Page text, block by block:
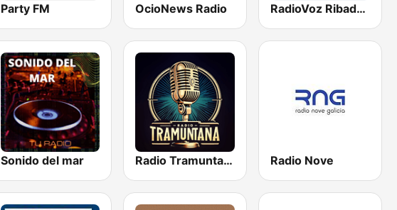
Party FM OcioNews Radio RadioVoz Ribadeo
Sonido del mar Radio Tramuntana Radio Nove